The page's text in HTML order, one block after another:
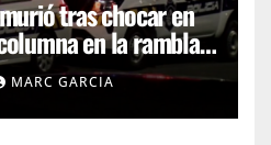
tras chocar en
en la rambla
MARC GARCIA